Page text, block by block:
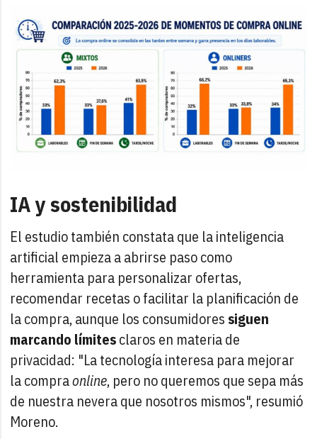
IA y sostenibilidad
El estudio también constata que la inteligencia
artificial empieza a abrirse paso como
herramienta para personalizar ofertas,
recomendar recetas o facilitar la planificación de
la compra, aunque los consumidores siguen
marcando límitesclaros en materia de
privacidad: "La tecnología interesa para mejorar
la compraonline, pero no queremos que sepa más
de nuestra nevera que nosotros mismos", resumió
Moreno.